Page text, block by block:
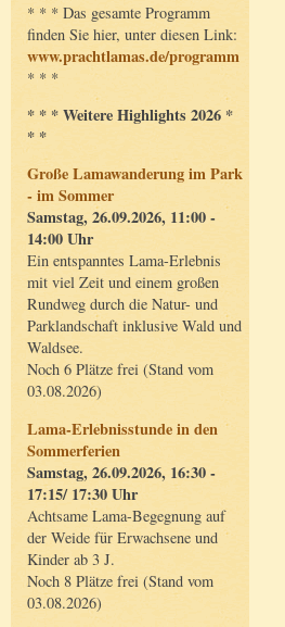
* * * Das gesamte Programm
finden Sie hier, unter diesen Link:
www.prachtlamas.de/programm
* * *
* * * Weitere Highlights 2026 *
* *
Große Lamawanderung im Park
- im Sommer
Samstag, 26.09.2026, 11:00 -
14:00 Uhr
Ein entspanntes Lama-Erlebnis
mit viel Zeit und einem großen
Rundweg durch die Natur- und
Parklandschaft inklusive Wald und
Waldsee.
Noch 6 Plätze frei (Stand vom
03.08.2026)
Lama-Erlebnisstunde in den
Sommerferien
Samstag, 26.09.2026, 16:30 -
17:15/ 17:30 Uhr
Achtsame Lama-Begegnung auf
der Weide für Erwachsene und
Kinder ab 3 J.
Noch 8 Plätze frei (Stand vom
03.08.2026)